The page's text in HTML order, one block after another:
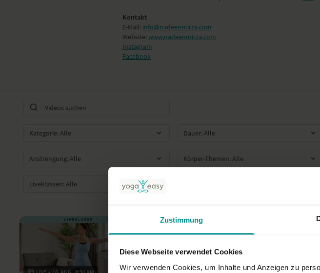
Zustimmung
Diese Webseite verwendet Cookies
Wir verwenden Cookies, um Inhalte und Anzeigen zu
Kontakt
E-Mail: info@nadeenmirza.com
Website: www.nadeenmirza.com
Instagram
Facebook